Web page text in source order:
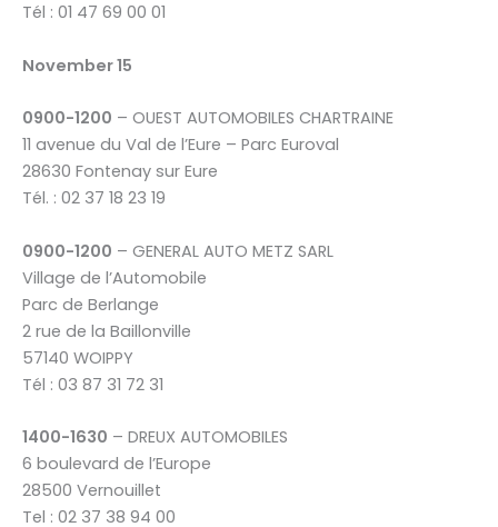
Tél : 01 47 69 00 01
November 15
0900-1200 – OUEST AUTOMOBILES CHARTRAINE
11 avenue du Val de l’Eure – Parc Euroval
28630 Fontenay sur Eure
Tél. : 02 37 18 23 19
0900-1200 – GENERAL AUTO METZ SARL
Village de l’Automobile
Parc de Berlange
2 rue de la Baillonville
57140 WOIPPY
Tél : 03 87 31 72 31
1400-1630 – DREUX AUTOMOBILES
6 boulevard de l’Europe
28500 Vernouillet
Tel : 02 37 38 94 00